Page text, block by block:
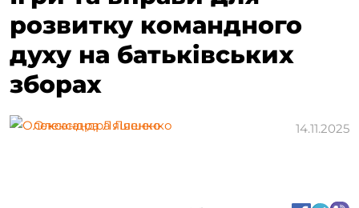
розвитку командного
духу на батьківських
зборах
Олександра Ляшенко 14.11.2025